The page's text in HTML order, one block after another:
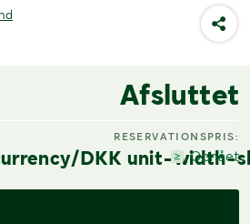
Afsluttet
DKK unit-width-
RESERVATIONSPRIS:
Opnået